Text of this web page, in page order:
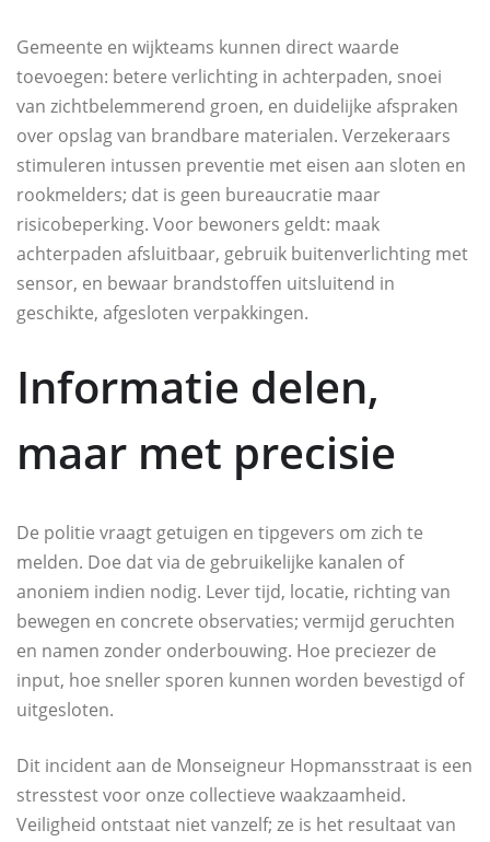
Gemeente en wijkteams kunnen direct waarde
toevoegen: betere verlichting in achterpaden, snoei
van zichtbelemmerend groen, en duidelijke afspraken
over opslag van brandbare materialen. Verzekeraars
stimuleren intussen preventie met eisen aan sloten en
rookmelders; dat is geen bureaucratie maar
risicobeperking. Voor bewoners geldt: maak
achterpaden afsluitbaar, gebruik buitenverlichting met
sensor, en bewaar brandstoffen uitsluitend in
geschikte, afgesloten verpakkingen.
Informatie delen,
maar met precisie
De politie vraagt getuigen en tipgevers om zich te
melden. Doe dat via de gebruikelijke kanalen of
anoniem indien nodig. Lever tijd, locatie, richting van
bewegen en concrete observaties; vermijd geruchten
en namen zonder onderbouwing. Hoe preciezer de
input, hoe sneller sporen kunnen worden bevestigd of
uitgesloten.
Dit incident aan de Monseigneur Hopmansstraat is een
stresstest voor onze collectieve waakzaamheid.
Veiligheid ontstaat niet vanzelf; ze is het resultaat van